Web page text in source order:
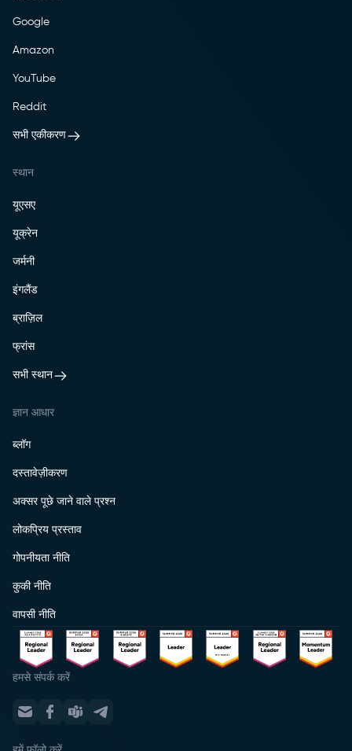
Google
Amazon
YouTube
Reddit
सभी एकीकरण
स्थान
यूएसए
यूक्रेन
जर्मनी
इंगलैंड
ब्राज़िल
फ्रांस
सभी स्थान
ज्ञान आधार
ब्लॉग
दस्तावेज़ीकरण
अक्सर पूछे जाने वाले प्रश्न
लोकप्रिय प्रस्ताव
गोपनीयता नीति
कुकी नीति
वापसी नीति
हमसे संपर्क करें